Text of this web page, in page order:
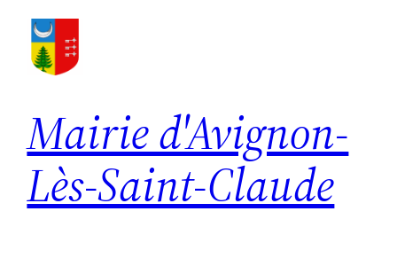
Aller
contenu
Mairie d'Avignon-
Lès-Saint-Claude